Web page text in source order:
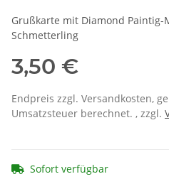
Grußkarte mit Diamond Paintig-
Schmetterling
3,50 €
Endpreis zzgl. Versandkosten,
Umsatzsteuer berechnet. , zzgl.
Sofort verfügbar